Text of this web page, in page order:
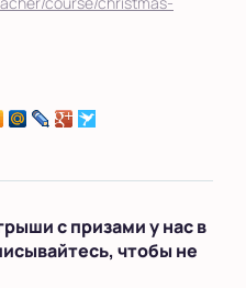
с призами у нас в
чтобы не